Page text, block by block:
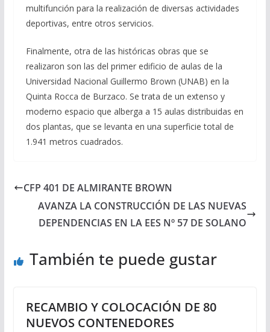
multifunción para la realización de diversas actividades
deportivas, entre otros servicios.
Finalmente, otra de las históricas obras que se
realizaron son las del primer edificio de aulas de la
Universidad Nacional Guillermo Brown (UNAB) en la
Quinta Rocca de Burzaco. Se trata de un extenso y
moderno espacio que alberga a 15 aulas distribuidas en
dos plantas, que se levanta en una superficie total de
1.941 metros cuadrados.
CFP 401 DE ALMIRANTE BROWN
AVANZA LA CONSTRUCCIÓN DE LAS NUEVAS
DEPENDENCIAS EN LA EES Nº 57 DE SOLANO
También te puede gustar
RECAMBIO Y COLOCACIÓN DE 80
NUEVOS CONTENEDORES